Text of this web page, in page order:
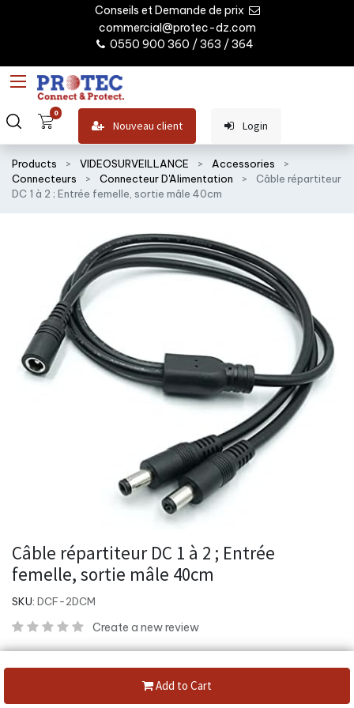
Conseils et Demande de prix
commercial@protec-dz.com
0550 900 360 / 363 / 364
0
Nouveau client Login
Products VIDEOSURVEILLANCE
Accessories
Connecteurs
Connecteur D'Alimentation
Câble répartiteur
DC 1 à 2 ; Entrée femelle, sortie mâle 40cm
Add to Cart
Câble répartiteur DC 1 à 2 ; Entrée
femelle, sortie mâle 40cm
SKU: DCF-2DCM
Create a new review